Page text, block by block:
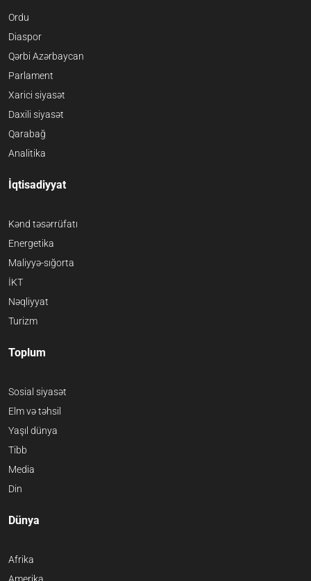
Ordu
Diaspor
Qərbi Azərbaycan
Parlament
Xarici siyasət
Daxili siyasət
Qarabağ
Analitika
İqtisadiyyat
Kənd təsərrüfatı
Energetika
Maliyyə-sığorta
İKT
Nəqliyyat
Turizm
Toplum
Sosial siyasət
Elm və təhsil
Yaşıl dünya
Tibb
Media
Din
Dünya
Afrika